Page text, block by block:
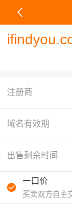
注册商
域名有效期
出售剩余时间
一口价
买卖双方自主